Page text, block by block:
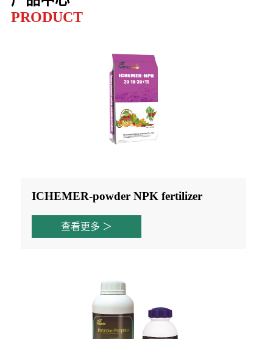
PRODUCT
ICHEMER-powder NPK fertilizer
查看更多 ＞